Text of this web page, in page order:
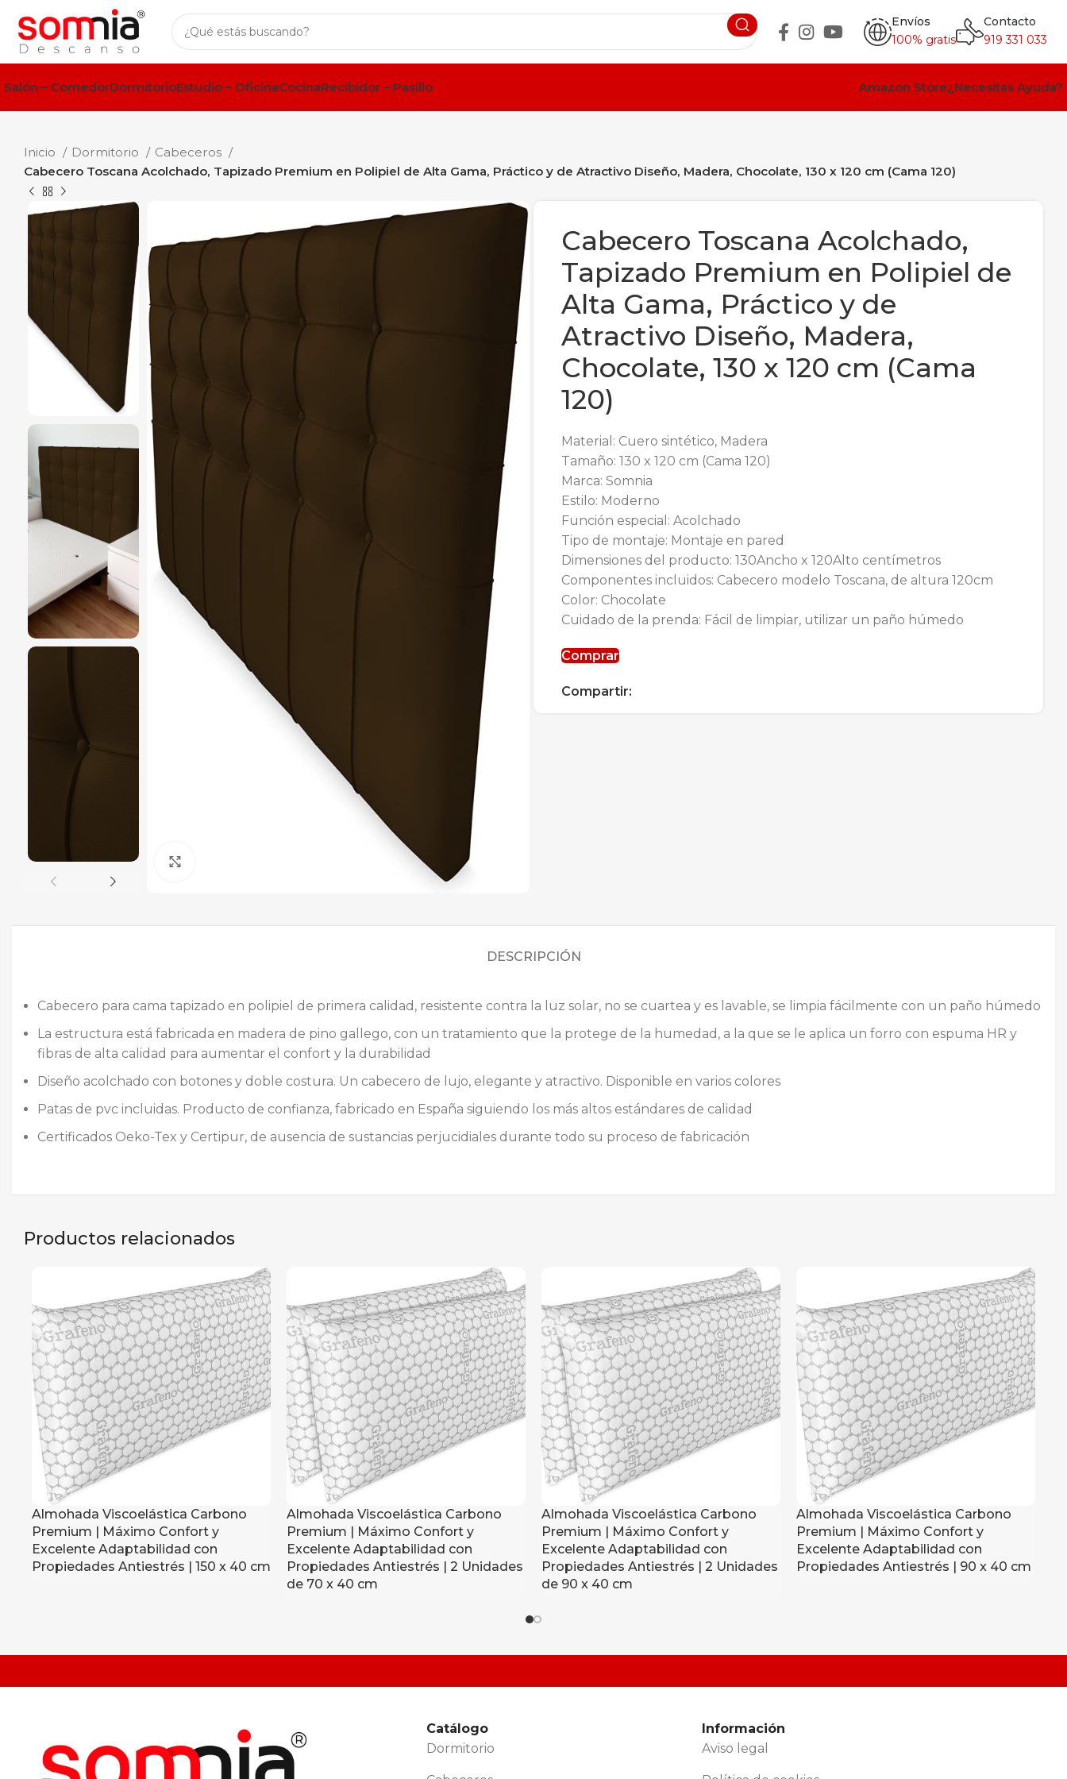
Envíos
100% gratis
Contacto
919 331 033
Salón – ComedorDormitorioEstudio – OficinaCocinaRecibidor – Pasillo Amazon Store¿Necesitas Ayuda?
Inicio Dormitorio
Cabeceros
Cabecero Toscana Acolchado, Tapizado Premium en Polipiel de Alta Gama, Práctico y de Atractivo Diseño, Madera, Chocolate, 130 x 120 cm (Cama 120)
Cabecero Toscana Acolchado,
Tapizado Premium en Polipiel de
Alta Gama, Práctico y de
Atractivo Diseño, Madera,
Chocolate, 130 x 120 cm (Cama
120)
Material: Cuero sintético, Madera
Tamaño: 130 x 120 cm (Cama 120)
Marca: Somnia
Estilo: Moderno
Función especial: Acolchado
Tipo de montaje: Montaje en pared
Dimensiones del producto: 130Ancho x 120Alto centímetros
Componentes incluidos: Cabecero modelo Toscana, de altura 120cm
Color: Chocolate
Cuidado de la prenda: Fácil de limpiar, utilizar un paño húmedo
Comprar
Compartir:
DESCRIPCIÓN
Cabecero para cama tapizado en polipiel de primera calidad, resistente contra la luz solar, no se cuartea y es lavable, se limpia fácilmente con un paño húmedo
La estructura está fabricada en madera de pino gallego, con un tratamiento que la protege de la humedad, a la que se le aplica un forro con espuma HR y
fibras de alta calidad para aumentar el confort y la durabilidad
Diseño acolchado con botones y doble costura. Un cabecero de lujo, elegante y atractivo. Disponible en varios colores
Patas de pvc incluidas. Producto de confianza, fabricado en España siguiendo los más altos estándares de calidad
Certificados Oeko-Tex y Certipur, de ausencia de sustancias perjucidiales durante todo su proceso de fabricación
Productos relacionados
Almohada Viscoelástica Carbono
Premium | Máximo Confort y
Excelente Adaptabilidad con
Propiedades Antiestrés | 150 x 40 cm
Almohada Viscoelástica Carbono
Premium | Máximo Confort y
Excelente Adaptabilidad con
Propiedades Antiestrés | 2 Unidades
de 70 x 40 cm
Almohada Viscoelástica Carbono
Premium | Máximo Confort y
Excelente Adaptabilidad con
Propiedades Antiestrés | 2 Unidades
de 90 x 40 cm
Almohada Viscoelástica Carbono
Premium | Máximo Confort y
Excelente Adaptabilidad con
Propiedades Antiestrés | 90 x 40 cm
Catálogo
Dormitorio
Información
Aviso legal